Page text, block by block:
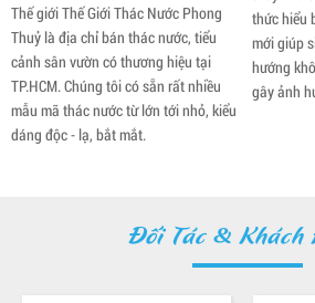
Thế Giới Thác Nước Phong
địa chỉ bán thác nước, tiểu
vườn có thương hiệu tại
Chúng tôi có sẵn rất nhiều
thác nước từ lớn tới nhỏ, kiểu
- lạ, bắt mắt.
thủy là điều rất
thức hiểu biết, vì
mới giúp sinh ra
hướng không
gây ảnh hưởng xấu
Đối Tác & Khách